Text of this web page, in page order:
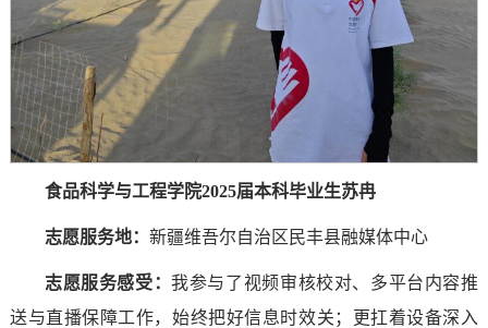
食品科学与工程学院2025届本科毕业生苏冉
志愿服务地： 新疆维吾尔自治区民丰县融媒体中心
志愿服务感受 ：我参与了视频审核校对、多平台内容推
送与直播保障工作，始终把好信息时效关；更扛着设备深入